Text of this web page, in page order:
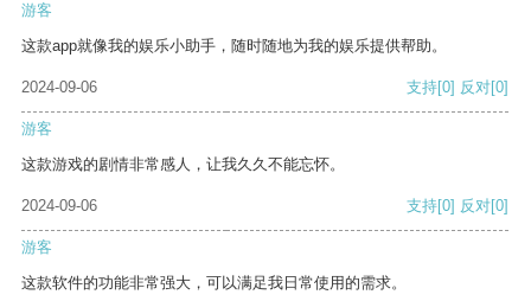
游客
这款app就像我的娱乐小助手，随时随地为我的娱乐提供帮助。
2024-09-06 支持[0] 反对[0]
游客
这款游戏的剧情非常感人，让我久久不能忘怀。
2024-09-06 支持[0] 反对[0]
游客
这款软件的功能非常强大，可以满足我日常使用的需求。